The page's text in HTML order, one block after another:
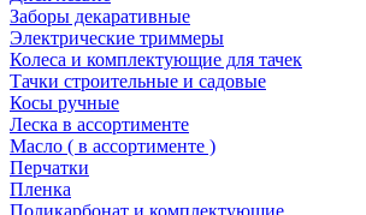
Заборы декаративные
Электрические триммеры
Колеса и комплектующие для тачек
Тачки строительные и садовые
Косы ручные
Леска в ассортименте
Масло ( в ассортименте )
Перчатки
Пленка
Поликарбонат и комплектующие